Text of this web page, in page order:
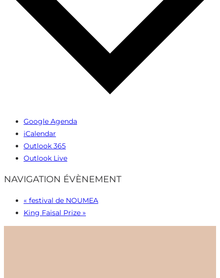
Google Agenda
iCalendar
Outlook 365
Outlook Live
NAVIGATION ÉVÈNEMENT
« festival de NOUMEA
King Faisal Prize »